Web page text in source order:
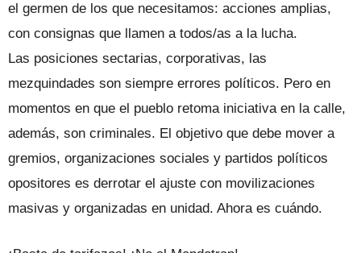
el germen de los que necesitamos: acciones amplias,
con consignas que llamen a todos/as a la lucha.
Las posiciones sectarias, corporativas, las
mezquindades son siempre errores políticos. Pero en
momentos en que el pueblo retoma iniciativa en la calle,
además, son criminales. El objetivo que debe mover a
gremios, organizaciones sociales y partidos políticos
opositores es derrotar el ajuste con movilizaciones
masivas y organizadas en unidad. Ahora es cuándo.